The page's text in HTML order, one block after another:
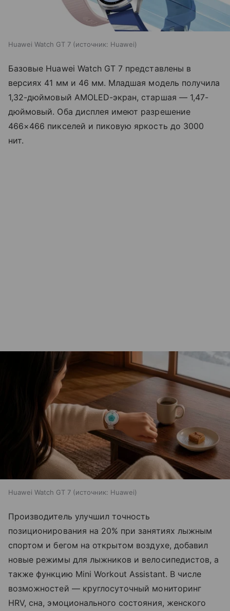
Huawei Watch GT 7 источник: Huawei
Базовые Huawei Watch GT 7 представлены в
версиях 41 мм и 46 мм. Младшая модель получила
1,32-дюймовый AMOLED-экран, старшая — 1,47-
дюймовый. Оба дисплея имеют разрешение
466×466 пикселей и пиковую яркость до 3000
нит.
Huawei Watch GT 7 источник: Huawei
Производитель улучшил точность
позиционирования на 20% при занятиях лыжным
спортом и бегом на открытом воздухе, добавил
новые режимы для лыжников и велосипедистов, а
также функцию Mini Workout Assistant. В числе
возможностей — круглосуточный мониторинг
HRV, сна, эмоционального состояния, женского